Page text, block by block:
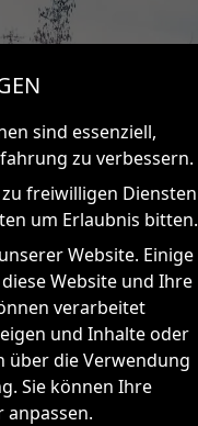
sind essenziell,
zu verbessern.
freiwilligen Diensten
um Erlaubnis bitten.
Website. Einige
Website und Ihre
verarbeitet
und Inhalte oder
über die Verwendung
Sie können Ihre